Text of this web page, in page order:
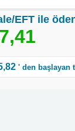
EFT ile
7,41
' den başlayan